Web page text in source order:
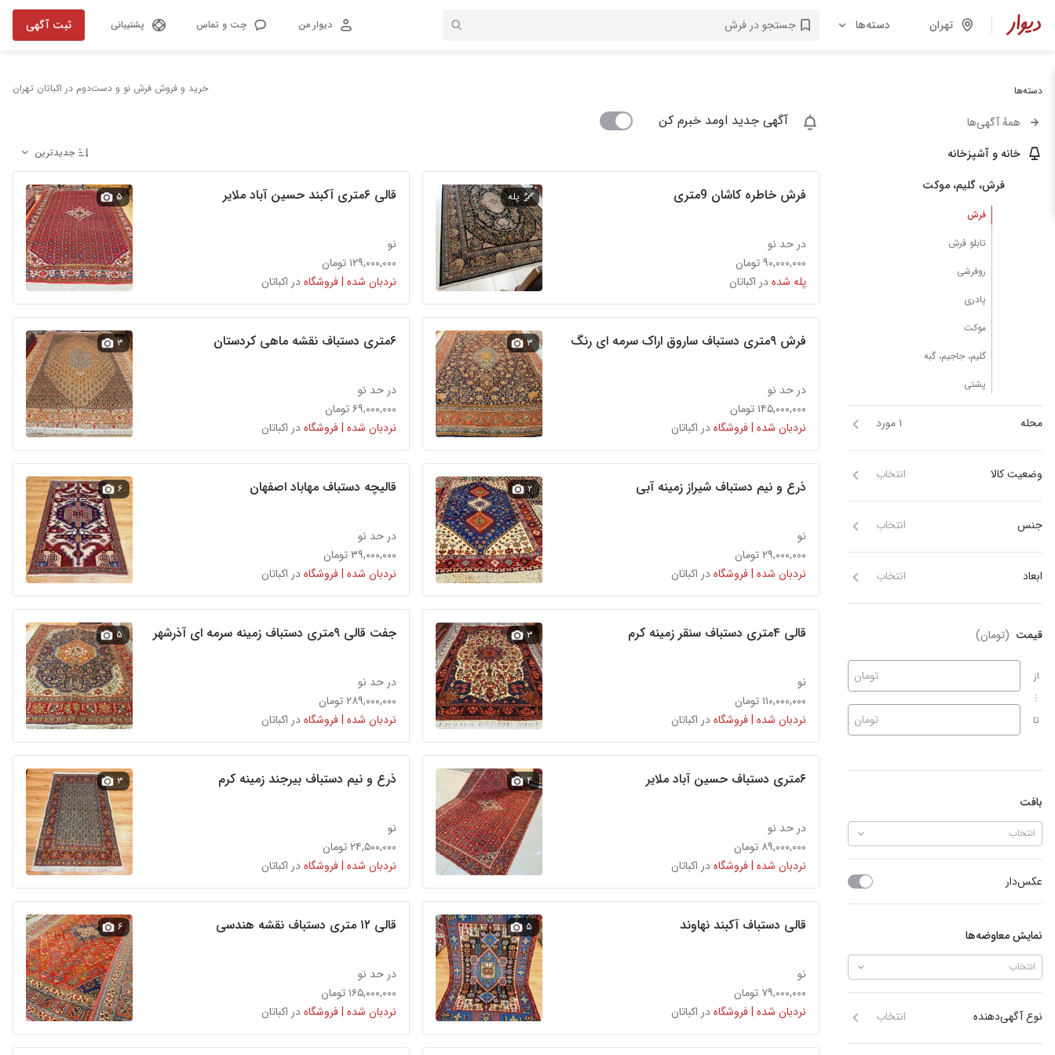
تهران دسته‌ها دیوار من چت و تماس پشتیبانی ثبت آگهی
دسته‌ها
همهٔ آگهی‌ها
خانه و آشپزخانه
فرش، گلیم، موکت
فرش
تابلو فرش
روفرشی
پادری
موکت
گلیم، جاجیم، گبه
پشتی
محله ۱ مورد
وضعیت کالا انتخاب
جنس انتخاب
ابعاد انتخاب
قیمت (تومان)
از
تا
تومان
تومان
بافت
انتخاب
عکس‌دار
نمایش معاوضه‌ها
انتخاب
نوع آگهی‌دهنده انتخاب
خرید و فروش فرش نو و دست‌دوم در اکباتان تهران
آگهی جدید اومد خبرم کن
جدیدترین
فرش خاطره کاشان 9متری
در حد نو
۹۰,۰۰۰,۰۰۰ تومان
پله شدهدر اکباتان
پله قالی ۶متری آکبند حسین آباد ملایر
نو
۱۲۹,۰۰۰,۰۰۰ تومان
نردبان شده | فروشگاهدر اکباتان
۵
فرش ۹متری دستباف ساروق اراک سرمه ای رنگ
در حد نو
۱۴۵,۰۰۰,۰۰۰ تومان
نردبان شده | فروشگاهدر اکباتان
۳ ۶متری دستباف نقشه ماهی کردستان
در حد نو
۶۹,۰۰۰,۰۰۰ تومان
نردبان شده | فروشگاهدر اکباتان
۳
ذرع و نیم دستباف شیراز زمینه آبی
نو
۲۹,۰۰۰,۰۰۰ تومان
نردبان شده | فروشگاهدر اکباتان
۲ قالیچه دستباف مهاباد اصفهان
در حد نو
۳۹,۰۰۰,۰۰۰ تومان
نردبان شده | فروشگاهدر اکباتان
۶
قالی ۴متری دستباف سنقر زمینه کرم
نو
۱۱۰,۰۰۰,۰۰۰ تومان
نردبان شده | فروشگاهدر اکباتان
۳ جفت قالی ۹متری دستباف زمینه سرمه ای آذرشهر
در حد نو
۲۸۹,۰۰۰,۰۰۰ تومان
نردبان شده | فروشگاهدر اکباتان
۵
۶متری دستباف حسین آباد ملایر
در حد نو
۸۹,۰۰۰,۰۰۰ تومان
نردبان شده | فروشگاهدر اکباتان
۴ ذرع و نیم دستباف بیرجند زمینه کرم
نو
۲۴,۵۰۰,۰۰۰ تومان
نردبان شده | فروشگاهدر اکباتان
۳
قالی دستباف آکبند نهاوند
نو
۷۹,۰۰۰,۰۰۰ تومان
نردبان شده | فروشگاهدر اکباتان
۵ قالی ۱۲ متری دستباف نقشه هندسی
در حد نو
۱۶۵,۰۰۰,۰۰۰ تومان
نردبان شده | فروشگاهدر اکباتان
۶